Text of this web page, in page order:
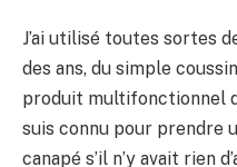
J’ai utilisé toutes sortes
des ans, du simple
produit multifonctionnel
suis connu pour prendre
canapé s’il n’y avait rien